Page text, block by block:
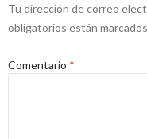
Tu dirección de correo
obligatorios están
Comentario *